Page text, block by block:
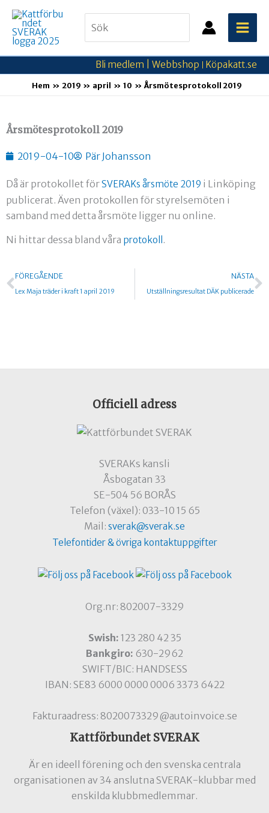
Hoppa
innehåll
for:
Bli medlem | Webbshop Köpakatt.se
Hem 2019 april 10 Årsmötesprotokoll 2019
Årsmötesprotokoll 2019
2019-04-10 Pär Johansson
Då är protokollet förSVERAKs årsmöte 2019 i Linköping
publicerat. Även protokollen för styrelsemöten i
samband med detta årsmöte ligger nu online.
Ni hittar dessa bland våra protokoll .
Föregående
FÖREGÅENDE
Lex Maja träder i kraft 1 april 2019
NÄSTA
Utställningsresultat DÄK publicerade
Officiell adress
SVERAKs kansli
Åsbogatan 33
SE-504 56 BORÅS
Telefon (växel): 033-10 15 65
Mail: sverak@sverak.se
Telefontider & övriga kontaktuppgifter
Org.nr: 802007-3329
Swish: 123 280 42 35
Bankgiro: 630-2962
SWIFT/BIC: HANDSESS
IBAN: SE83 6000 0000 0006 3373 6422
Fakturaadress: 8020073329@autoinvoice.se
Kattförbundet SVERAK
Är en ideell förening och den svenska centrala
organisationen av 34 anslutna SVERAK-klubbar med
enskilda klubbmedlemmar.